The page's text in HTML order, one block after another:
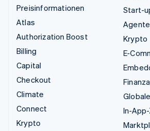
Preisinformationen
Atlas
Authorization Boost
Billing
Capital
Checkout
Climate
Connect
Krypto
Start-
Krypto
E-
In-